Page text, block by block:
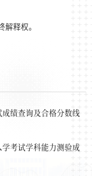
解释权。
绩查询及合格分数线
考试学科能力测验成